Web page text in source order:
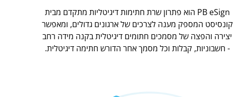
PB eSign הוא פתרון שרת חתימות דיגיטליות מתקדם מבית
קונסיסט המספק מענה לצרכים של ארגונים גדולים, ומאפשר
יצירה והפצה של מסמכים חתומים דיגיטלית בקנה מידה רחב
- חשבוניות, קבלות וכל מסמך אחר הדורש חתימה דיגיטלית.